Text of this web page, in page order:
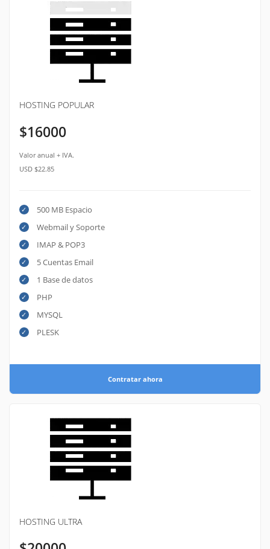
HOSTING POPULAR
$16000
Valor anual + IVA.
USD $22.85
500 MB Espacio
Webmail y Soporte
IMAP & POP3
5 Cuentas Email
1 Base de datos
PHP
MYSQL
PLESK
Contratar ahora
HOSTING ULTRA